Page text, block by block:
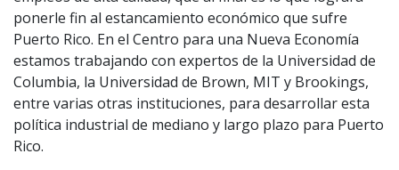
ponerle fin al estancamiento económico que sufre
Puerto Rico. En el Centro para una Nueva Economía
estamos trabajando con expertos de la Universidad de
Columbia, la Universidad de Brown, MIT y Brookings,
entre varias otras instituciones, para desarrollar esta
política industrial de mediano y largo plazo para Puerto
Rico.